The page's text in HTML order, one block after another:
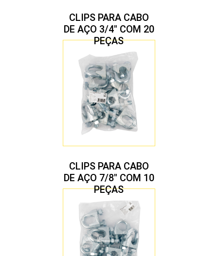
CLIPS PARA CABO
DE AÇO 3/4″ COM 20
PEÇAS
CLIPS PARA CABO
DE AÇO 7/8″ COM 10
PEÇAS